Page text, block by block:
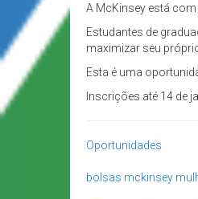
A McKinsey está com
Estudantes de
maximizar seu
Esta é uma
Inscrições até 14 de
Oportunidades
bolsas mckinsey